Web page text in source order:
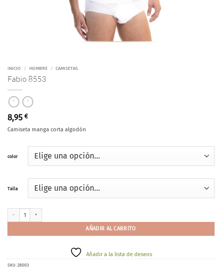
INICIO / HOMBRE / CAMISETAS
Fabio 8553
8,95 €
Camiseta manga corta algodón
color
Talla
AÑADIR AL CARRITO
Añadir a la lista de deseos
SKU: 28003